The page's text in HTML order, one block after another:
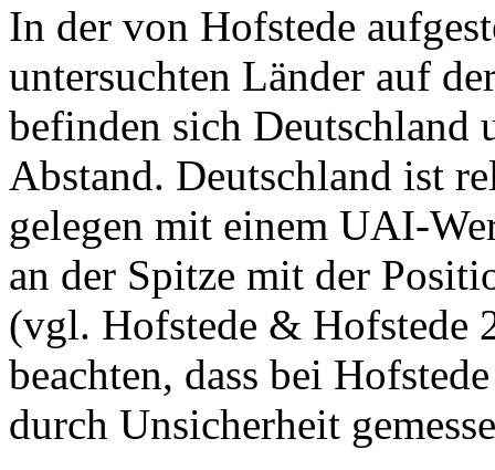
In der von Hofstede
untersuchten Länder auf
befinden sich Deutschland
Abstand. Deutschland ist
gelegen mit einem UAI-
an der Spitze mit der
(vgl. Hofstede & Hofstede
beachten, dass bei
durch Unsicherheit